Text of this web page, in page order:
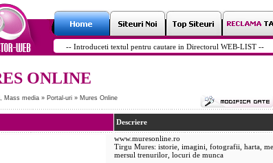
ONLINE
Mass media » Portal-uri » Mures Online
Descriere
www.muresonline.ro
Tirgu Mures: istorie, imagini, fotografii, harta,
mersul trenurilor, locuri de munca